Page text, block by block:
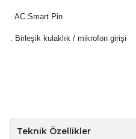
. AC Smart Pin
. Birleşik kulaklık / mikrofon girişi
Teknik Özellikler